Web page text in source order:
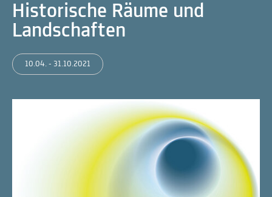
Historische Räume und
Landschaften
10.04. - 31.10.2021